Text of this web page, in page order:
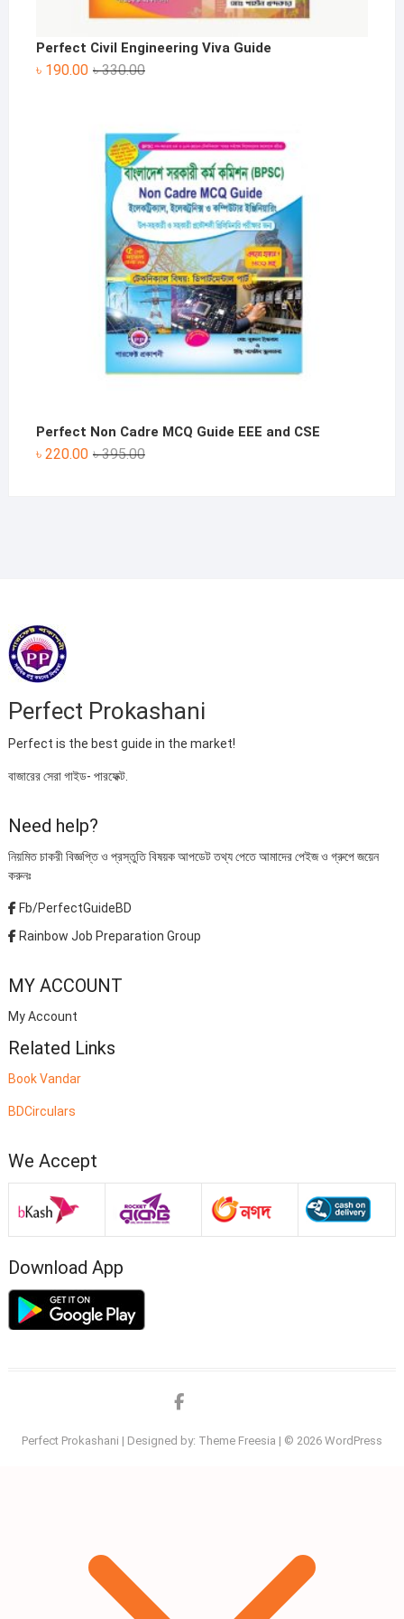
Perfect Civil Engineering Viva Guide
৳330.00Original
৳ 330.00.
৳ 190.00
Current
৳ 190.00.
Perfect Non Cadre MCQ Guide EEE and CSE
৳395.00Original
৳ 220.00
Current
Perfect Prokashani
Perfect is the best guide in the market!
বাজারের সেরা গাইড- পারফেক্ট.
Need help?
নিয়মিত চাকরী বিজ্ঞপ্তি ও প্রস্তুতি বিষয়ক আপডেট তথ্য পেতে আমাদের পেইজ ও গ্রুপে জয়েন
করুনঃ
Fb/PerfectGuideBD
Rainbow Job Preparation Group
MY ACCOUNT
My Account
Related Links
Book Vandar
BDCirculars
We Accept
Download App
Facebook
Perfect Prokashani | Designed by: Theme Freesia | © 2026 WordPress